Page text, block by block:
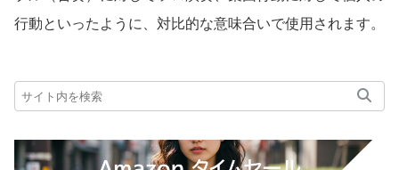
行動といったように、対比的な意味合いで使用されます。